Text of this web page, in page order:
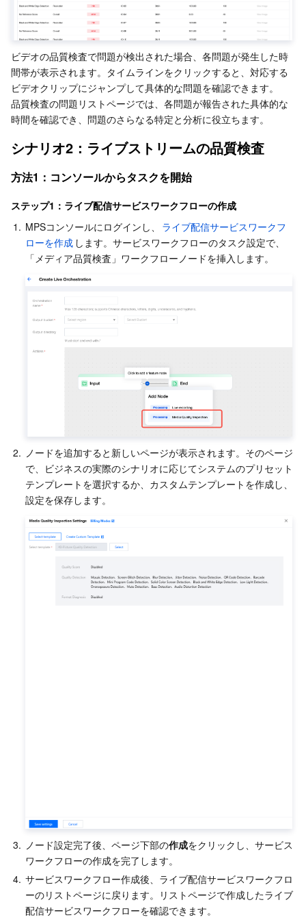
ビデオの品質検査で問題が検出された場合、各問題が発生した時
間帯が表示されます。タイムラインをクリックすると、対応する
ビデオクリップにジャンプして具体的な問題を確認できます。
品質検査の問題リストページでは、各問題が報告された具体的な
時間を確認でき、問題のさらなる特定と分析に役立ちます。
シナリオ2：ライブストリームの品質検査
方法1：コンソールからタスクを開始
ステップ1：ライブ配信サービスワークフローの作成
1. MPSコンソールにログインし、
ライブ配信サービスワークフ
ローを作成 します。サービスワークフローのタスク設定で、
「メディア品質検査」ワークフローノードを挿入します。
2. ノードを追加すると新しいページが表示されます。そのページ
で、ビジネスの実際のシナリオに応じてシステムのプリセット
テンプレートを選択するか、カスタムテンプレートを作成し、
設定を保存します。
3. ノード設定完了後、ページ下部の作成をクリックし、サービス
ワークフローの作成を完了します。
4. サービスワークフロー作成後、ライブ配信サービスワークフロ
ーのリストページに戻ります。リストページで作成したライブ
配信サービスワークフローを確認できます。